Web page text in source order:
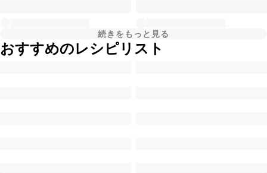
続きをもっと見る
おすすめのレシピリスト